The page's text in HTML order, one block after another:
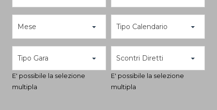
Mese Tipo Calendario
Tipo Gara
E' possibile la selezione
multipla
Scontri Diretti
E' possibile la selezione
multipla